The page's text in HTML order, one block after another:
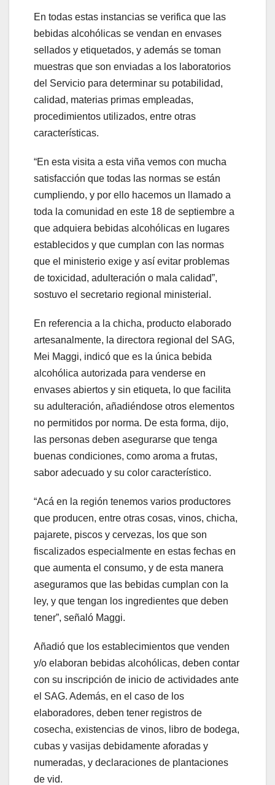
En todas estas instancias se verifica que las
bebidas alcohólicas se vendan en envases
sellados y etiquetados, y además se toman
muestras que son enviadas a los laboratorios
del Servicio para determinar su potabilidad,
calidad, materias primas empleadas,
procedimientos utilizados, entre otras
características.
“En esta visita a esta viña vemos con mucha
satisfacción que todas las normas se están
cumpliendo, y por ello hacemos un llamado a
toda la comunidad en este 18 de septiembre a
que adquiera bebidas alcohólicas en lugares
establecidos y que cumplan con las normas
que el ministerio exige y así evitar problemas
de toxicidad, adulteración o mala calidad”,
sostuvo el secretario regional ministerial.
En referencia a la chicha, producto elaborado
artesanalmente, la directora regional del SAG,
Mei Maggi, indicó que es la única bebida
alcohólica autorizada para venderse en
envases abiertos y sin etiqueta, lo que facilita
su adulteración, añadiéndose otros elementos
no permitidos por norma. De esta forma, dijo,
las personas deben asegurarse que tenga
buenas condiciones, como aroma a frutas,
sabor adecuado y su color característico.
“Acá en la región tenemos varios productores
que producen, entre otras cosas, vinos, chicha,
pajarete, piscos y cervezas, los que son
fiscalizados especialmente en estas fechas en
que aumenta el consumo, y de esta manera
aseguramos que las bebidas cumplan con la
ley, y que tengan los ingredientes que deben
tener”, señaló Maggi.
Añadió que los establecimientos que venden
y/o elaboran bebidas alcohólicas, deben contar
con su inscripción de inicio de actividades ante
el SAG. Además, en el caso de los
elaboradores, deben tener registros de
cosecha, existencias de vinos, libro de bodega,
cubas y vasijas debidamente aforadas y
numeradas, y declaraciones de plantaciones
de vid.